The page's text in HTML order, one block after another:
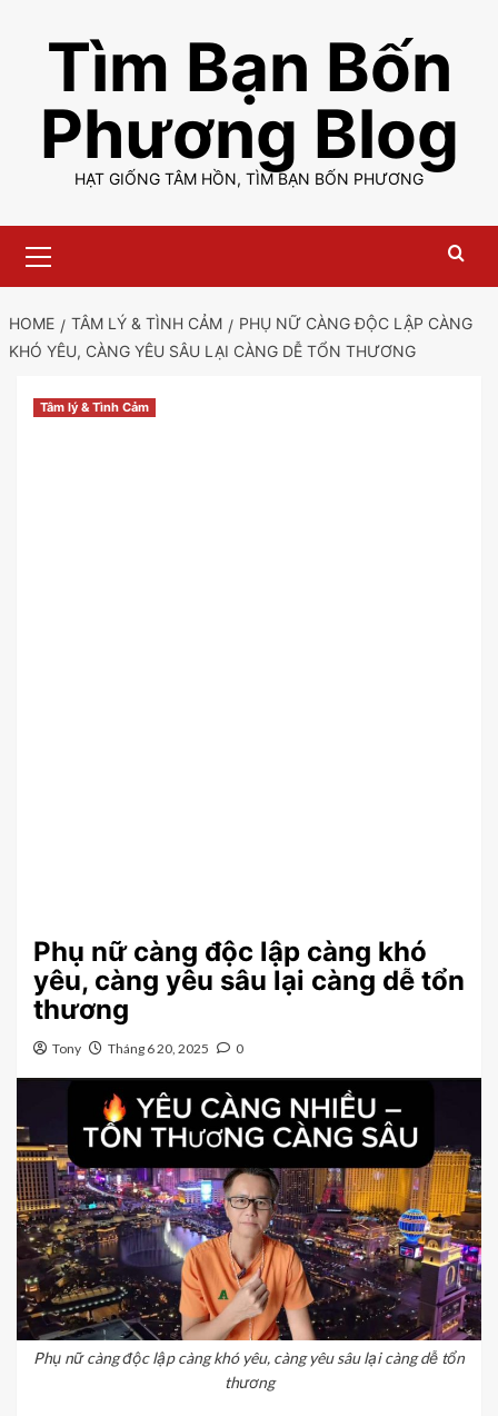
Tìm Bạn Bốn
Phương Blog
HẠT GIỐNG TÂM HỒN, TÌM BẠN BỐN PHƯƠNG
Menu
HOME TÂM LÝ & TÌNH CẢM
PHỤ NỮ CÀNG ĐỘC LẬP CÀNG
KHÓ YÊU, CÀNG YÊU SÂU LẠI CÀNG DỄ TỔN THƯƠNG
Tâm lý & Tình Cảm
Phụ nữ càng độc lập càng khó
yêu, càng yêu sâu lại càng dễ tổn
thương
Tony Tháng 6 20, 2025 0
Phụ nữ càng độc lập càng khó yêu, càng yêu sâu lại càng dễ tổn
thương